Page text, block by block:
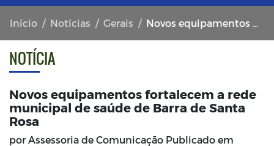
Início Notícias Gerais Novos equipamentos fortalecem a rede municipal de saúde de Barra de Santa Rosa
NOTÍCIA
Novos equipamentos fortalecem a rede
municipal de saúde de Barra de Santa
Rosa
por Assessoria de Comunicação Publicado em